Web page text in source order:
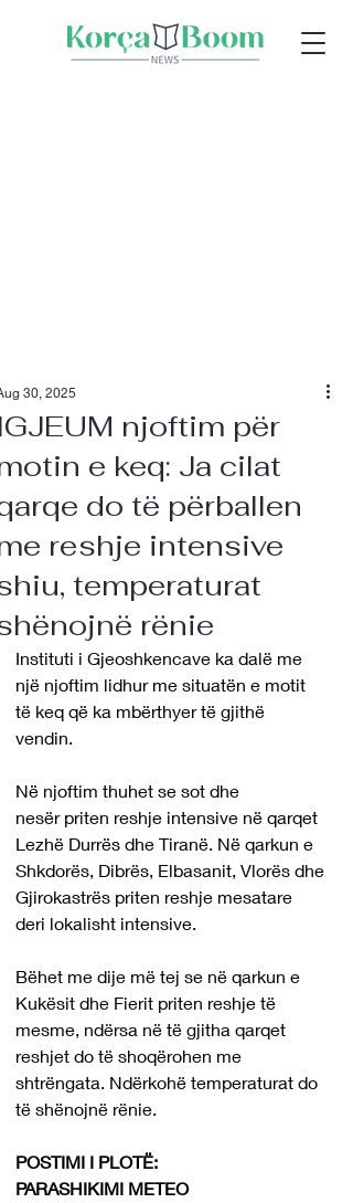
njoftim për
e keq: Ja cilat
do të përballen
reshje intensive
temperaturat
rënie
30, 2025
Instituti i Gjeoshkencave ka dalë me
një njoftim lidhur me situatën e motit
të keq që ka mbërthyer të gjithë
vendin.
Në njoftim thuhet se sot dhe
nesër priten reshje intensive në qarqet
Lezhë Durrës dhe Tiranë. Në qarkun e
Shkdorës, Dibrës, Elbasanit, Vlorës dhe
Gjirokastrës priten reshje mesatare
deri lokalisht intensive.
Bëhet me dije më tej se në qarkun e
Kukësit dhe Fierit priten reshje të
mesme, ndërsa në të gjitha qarqet
reshjet do të shoqërohen me
shtrëngata. Ndërkohë temperaturat do
të shënojnë rënie.
POSTIMI I PLOTË:
PARASHIKIMI METEO